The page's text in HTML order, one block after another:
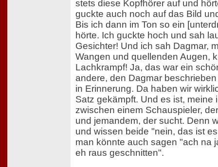
stets diese Kopfhörer auf und
guckte auch noch auf das Bild
Bis ich dann im Ton so ein
hörte. Ich guckte hoch und sah
Gesichter! Und ich sah Dagmar,
Wangen und quellenden Augen,
Lachkrampf! Ja, das war ein
andere, den Dagmar
in Erinnerung. Da haben wir
Satz gekämpft. Und es ist, meine
zwischen einem Schauspieler,
und jemandem, der sucht. Denn
und wissen beide "nein, das ist
man könnte auch sagen "ach na
eh raus geschnitten".